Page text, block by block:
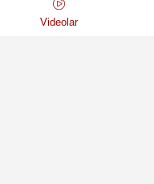
Videolar